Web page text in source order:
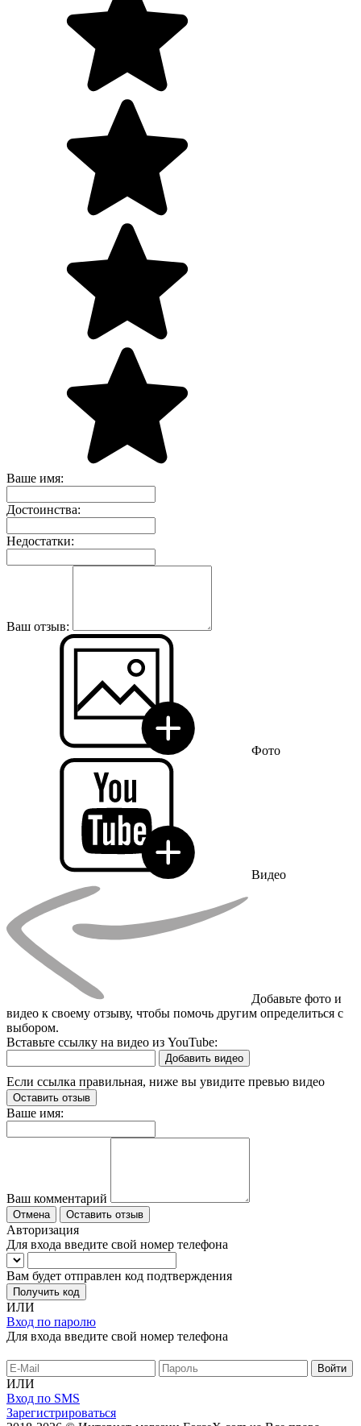
Ваше имя:
Достоинства:
Недостатки:
Ваш отзыв:
Фото
Видео
Добавьте фото и
видео к своему отзыву, чтобы помочь другим определиться с
выбором.
Вставьте ссылку на видео из YouTube:
Добавить видео
Если ссылка правильная, ниже вы увидите превью видео
Оставить отзыв
Ваше имя:
Ваш комментарий
Отмена Оставить отзыв
Авторизация
Для входа введите свой номер телефона
Вам будет отправлен код подтверждения
Получить код
ИЛИ
Вход по паролю
Для входа введите свой номер телефона
ИЛИ
Вход по SMS
Зарегистрироваться